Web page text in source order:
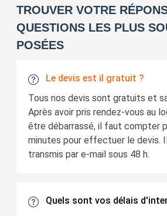
TROUVER VOTRE
QUESTIONS LES PLUS
POSÉES
Le devis est il gratuit ?
Tous nos devis sont gratuits et
Après avoir pris rendez-vous au
être débarrassé, il faut compter
minutes pour effectuer le devis.
transmis par e-mail sous 48 h.
Quels sont vos délais